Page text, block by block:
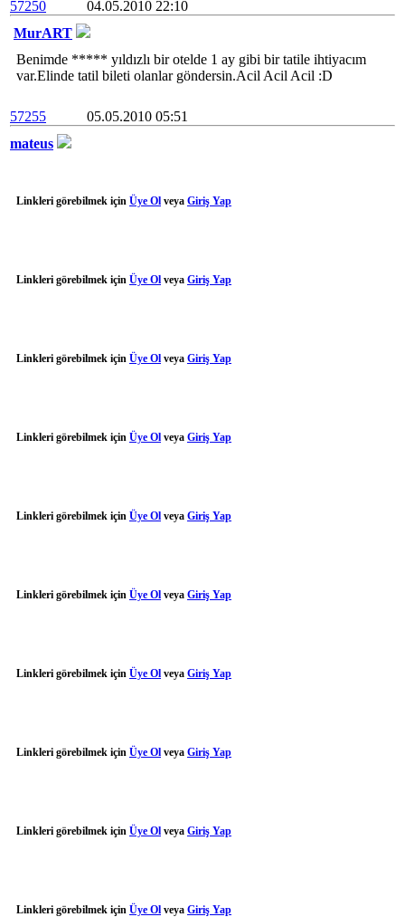
57250
04.05.2010 22:10
MurART
Benimde ***** yıldızlı bir otelde 1 ay gibi bir tatile ihtiyacım
var.Elinde tatil bileti olanlar göndersin.Acil Acil Acil :D
57255
05.05.2010 05:51
mateus
Linkleri görebilmek için Üye Ol veya Giriş Yap
Linkleri görebilmek için Üye Ol veya Giriş Yap
Linkleri görebilmek için Üye Ol veya Giriş Yap
Linkleri görebilmek için Üye Ol veya Giriş Yap
Linkleri görebilmek için Üye Ol veya Giriş Yap
Linkleri görebilmek için Üye Ol veya Giriş Yap
Linkleri görebilmek için Üye Ol veya Giriş Yap
Linkleri görebilmek için Üye Ol veya Giriş Yap
Linkleri görebilmek için Üye Ol veya Giriş Yap
Linkleri görebilmek için Üye Ol veya Giriş Yap